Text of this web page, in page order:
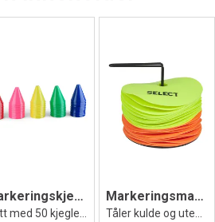
Markeringskjegler 50 stk | 7,5 cm Markeringsmatter Select | slitesterk